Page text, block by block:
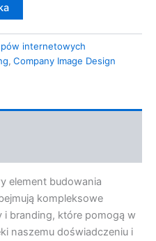
internetowych
, Company Image Design
element budowania
kompleksowe
i branding, które pomogą w
naszemu doświadczeniu i